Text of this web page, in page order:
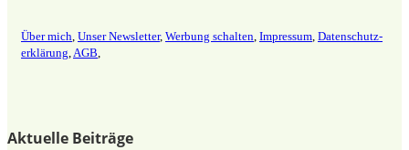
Über mich, Unser Newsletter, Werbung schalten, Impressum, Datenschutz­
erklärung,AGB,
Aktuelle Beiträge